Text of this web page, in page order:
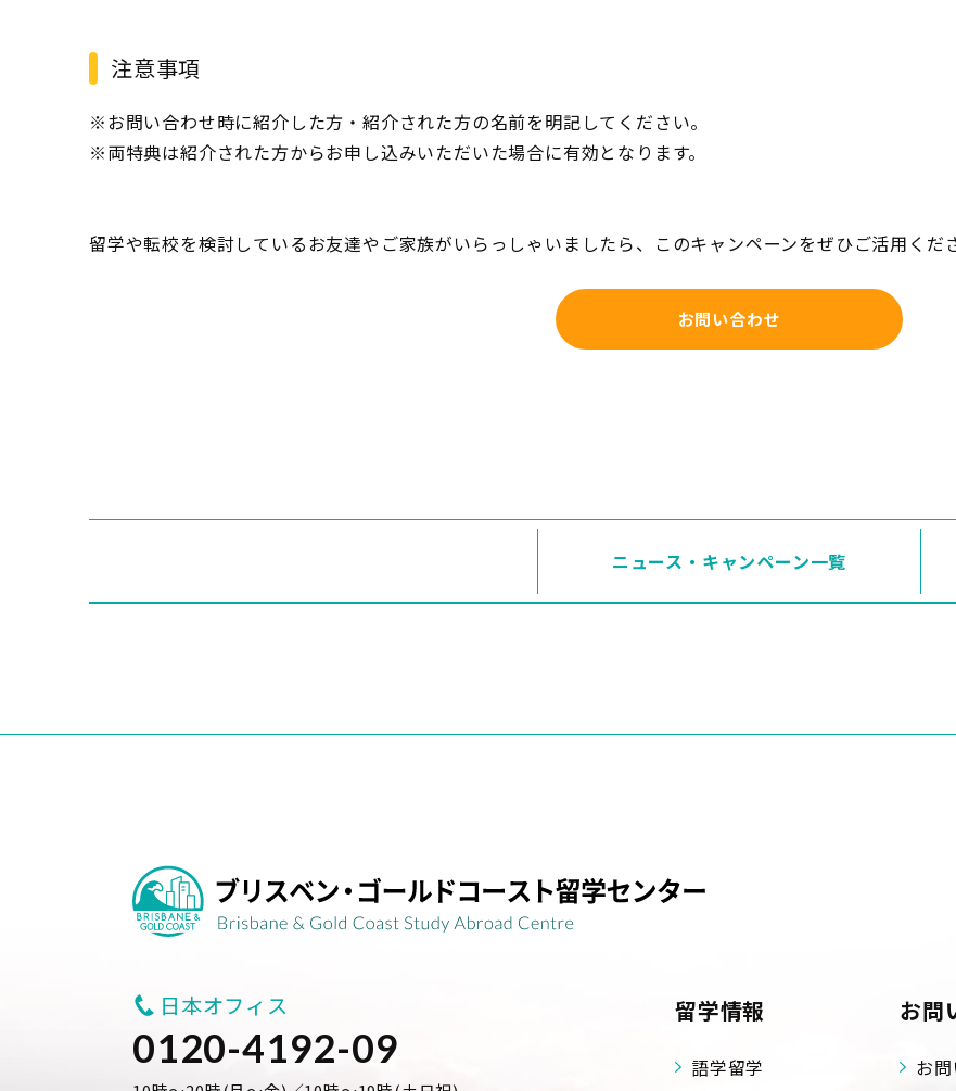
注意事項
※お問い合わせ時に紹介した方・紹介された方の名前を明記してください。
※両特典は紹介された方からお申し込みいただいた場合に有効となります。
留学や転校を検討しているお友達やご家族がいらっしゃいましたら、このキャンペーンをぜひご活用くだ
お問い合わせ
ニュース・キャンペーン一覧
日本オフィス
0120-4192-09
留学情報
語学留学
お問
お